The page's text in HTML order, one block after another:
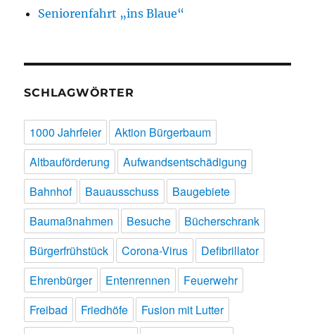
Seniorenfahrt „ins Blaue“
SCHLAGWÖRTER
1000 Jahrfeier
Aktion Bürgerbaum
Altbauförderung
Aufwandsentschädigung
Bahnhof
Bauausschuss
Baugebiete
Baumaßnahmen
Besuche
Bücherschrank
Bürgerfrühstück
Corona-Virus
Defibrillator
Ehrenbürger
Entenrennen
Feuerwehr
Freibad
Friedhöfe
Fusion mit Lutter